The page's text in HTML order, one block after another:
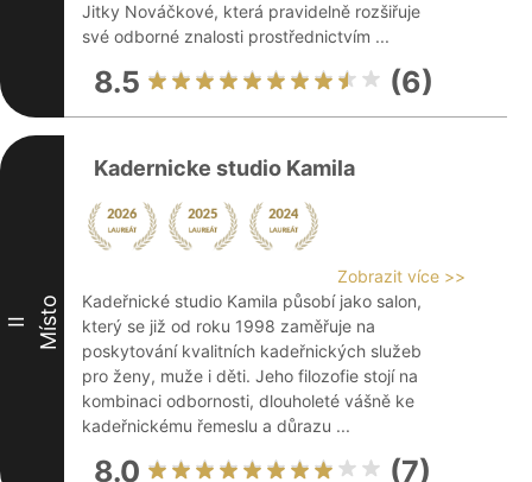
Jitky Nováčkové, která pravidelně rozšiřuje
své odborné znalosti prostřednictvím ...
8.5 (6)
II Místo
Kadernicke studio Kamila
Zobrazit více >>
Kadeřnické studio Kamila působí jako salon,
který se již od roku 1998 zaměřuje na
poskytování kvalitních kadeřnických služeb
pro ženy, muže i děti. Jeho filozofie stojí na
kombinaci odbornosti, dlouholeté vášně ke
kadeřnickému řemeslu a důrazu ...
8.0 (7)